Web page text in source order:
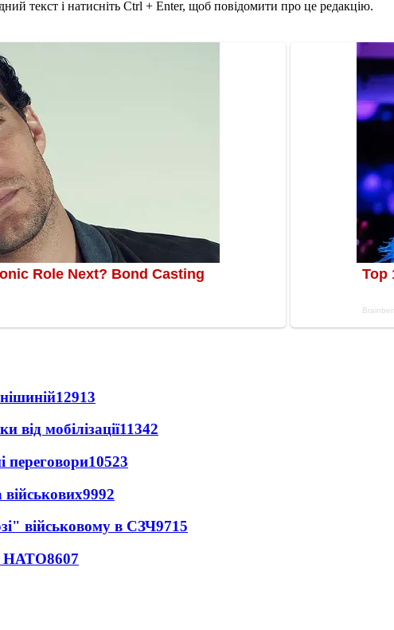
текст і натисніть Ctrl + Enter, щоб повідомити про це редакцію.
12913
від мобілізації11342
переговори10523
9992
військовому в СЗЧ9715
НАТО8607